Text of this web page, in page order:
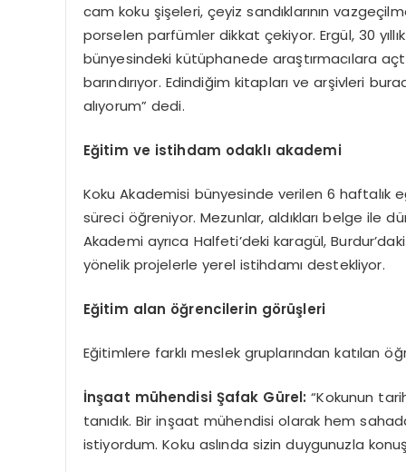
cam koku şişeleri, çeyiz sandıklarının
porselen parfümler dikkat çekiyor. Ergül, 30
bünyesindeki kütüphanede araştırmacılara
barındırıyor. Edindiğim kitapları ve arşivleri
alıyorum” dedi.
Eğitim ve istihdam odaklı akademi
Koku Akademisi bünyesinde verilen 6
süreci öğreniyor. Mezunlar, aldıkları belge ile
Akademi ayrıca Halfeti’deki karagül,
yönelik projelerle yerel istihdamı destekliyor.
Eğitim alan öğrencilerin görüşleri
Eğitimlere farklı meslek gruplarından katılan
İnşaat mühendisi Şafak Gürel: “Kokunun
tanıdık. Bir inşaat mühendisi olarak hem
istiyordum. Koku aslında sizin duygunuzla